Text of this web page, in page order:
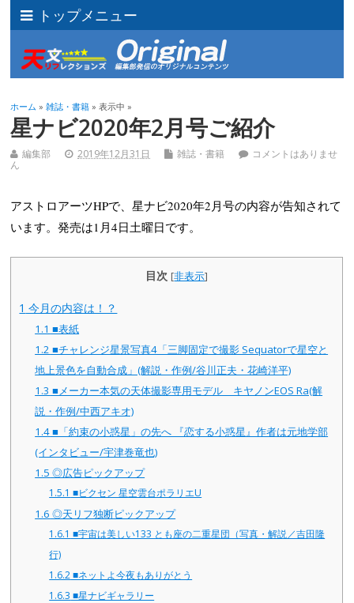
トップメニュー
ホーム »雑誌・書籍 » 表示中 »
星ナビ2020年2月号ご紹介
編集部 2019年12月31日 雑誌・書籍
コメントはありませ
ん
アストロアーツHPで、星ナビ2020年2月号の内容が告知されて
います。発売は1月4日土曜日です。
目次 [非表示]
1 今月の内容は！？
1.1 ■表紙
1.2 ■チャレンジ星景写真4「三脚固定で撮影 Sequatorで星空と
地上景色を自動合成」(解説・作例/谷川正夫・花崎洋平)
1.3 ■メーカー本気の天体撮影専用モデル キヤノンEOS Ra(解
説・作例/中西アキオ)
1.4■「約束の小惑星」の先へ 『恋する小惑星』作者は元地学部
(インタビュー/宇津巻竜也)
1.5 ◎広告ピックアップ
1.5.1 ■ビクセン 星空雲台ポラリエU
1.6 ◎天リフ独断ピックアップ
1.6.1 ■宇宙は美しい133 とも座の二重星団（写真・解説／吉田隆
行)
1.6.2■ネットよ今夜もありがとう
1.6.3 ■星ナビギャラリー